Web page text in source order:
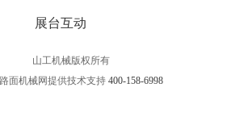
展台互动
山工机械版权所有
面机械网提供技术支持 400-158-6998